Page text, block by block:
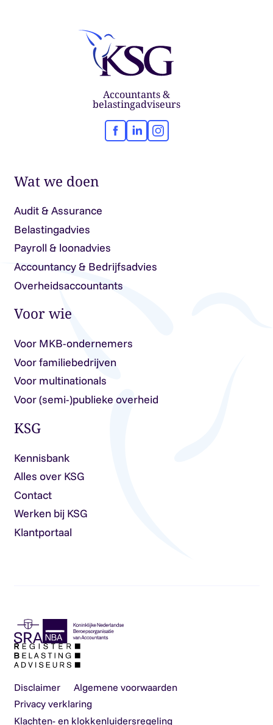
Accountants &
belastingadviseurs
Facebook
LinkedInInstagram
Wat we doen
Audit & Assurance
Belastingadvies
Payroll & loonadvies
Accountancy & Bedrijfsadvies
Overheidsaccountants
Voor wie
Voor MKB-ondernemers
Voor familiebedrijven
Voor multinationals
Voor (semi-)publieke overheid
KSG
Kennisbank
Alles over KSG
Contact
Werken bij KSG
Klantportaal
Disclaimer
Algemene voorwaarden
Privacy verklaring
Klachten- en klokkenluidersregeling